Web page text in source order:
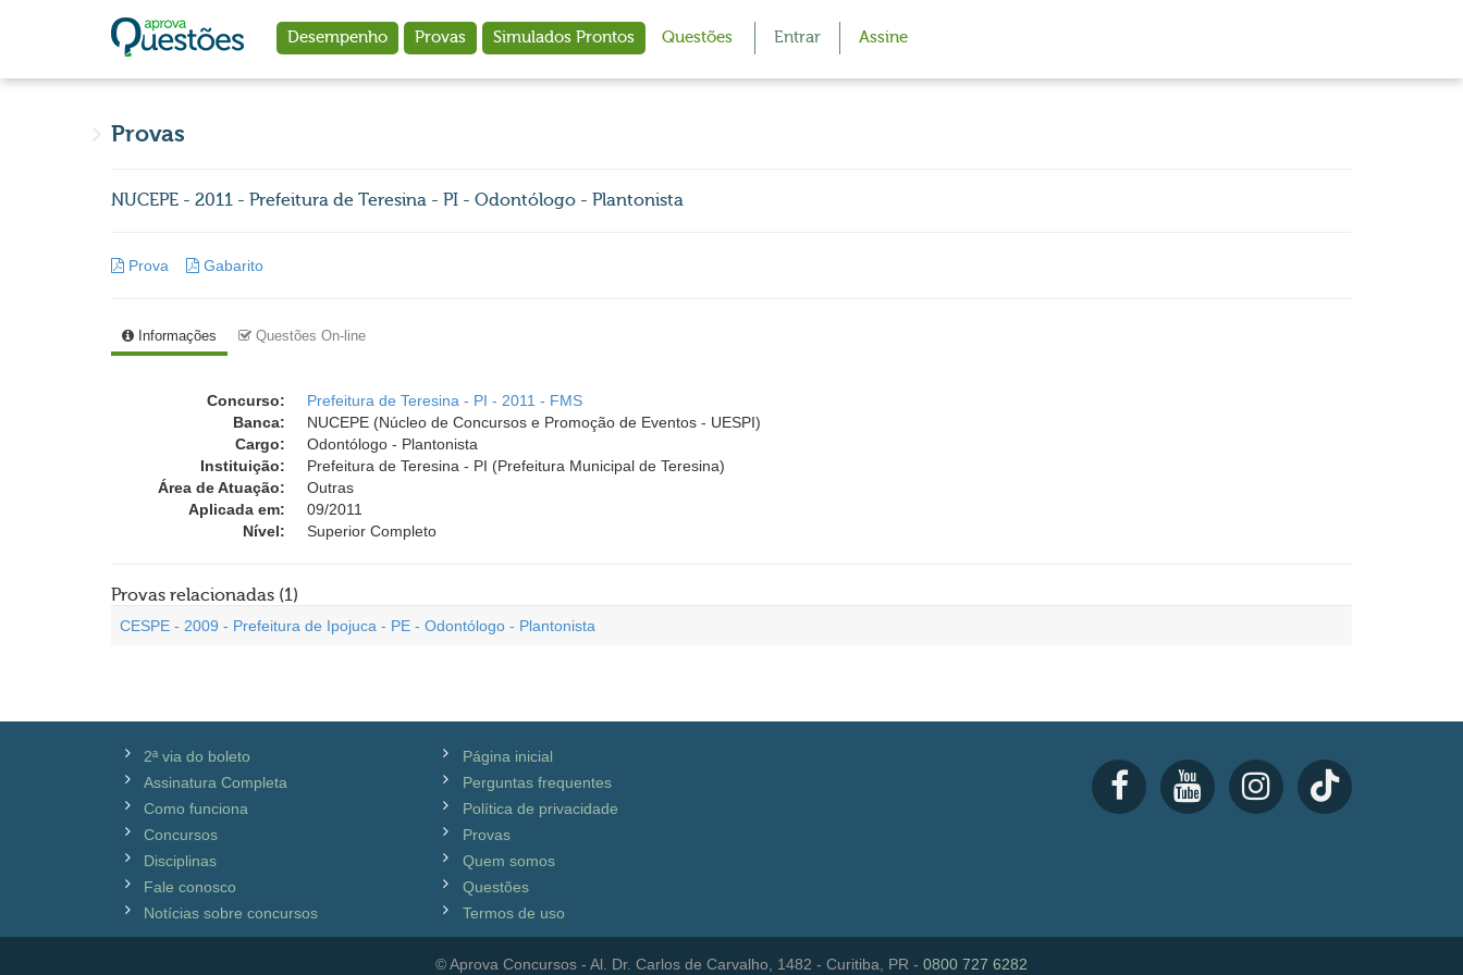
Desempenho Provas Simulados Prontos Questões Entrar Assine
Provas
NUCEPE - 2011 - Prefeitura de Teresina - PI - Odontólogo - Plantonista
Prova Gabarito
Informações Questões On-line
Concurso:
Prefeitura de Teresina - PI - 2011 - FMS
Banca:
NUCEPE (Núcleo de Concursos e Promoção de Eventos - UESPI)
Cargo:
Odontólogo - Plantonista
Instituição:
Prefeitura de Teresina - PI (Prefeitura Municipal de Teresina)
Área de Atuação:
Outras
Aplicada em:
09/2011
Nível:
Superior Completo
Provas relacionadas (1)
CESPE - 2009 - Prefeitura de Ipojuca - PE - Odontólogo - Plantonista
2ª via do boleto
Assinatura Completa
Como funciona
Concursos
Disciplinas
Fale conosco
Notícias sobre concursos
Página inicial
Perguntas frequentes
Política de privacidade
Provas
Quem somos
Questões
Termos de uso
© Aprova Concursos - Al. Dr. Carlos de Carvalho, 1482 - Curitiba, PR - 0800 727 6282